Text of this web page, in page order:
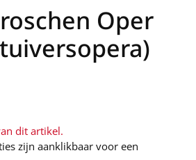
Oper
dit artikel.
zijn aanklikbaar voor een